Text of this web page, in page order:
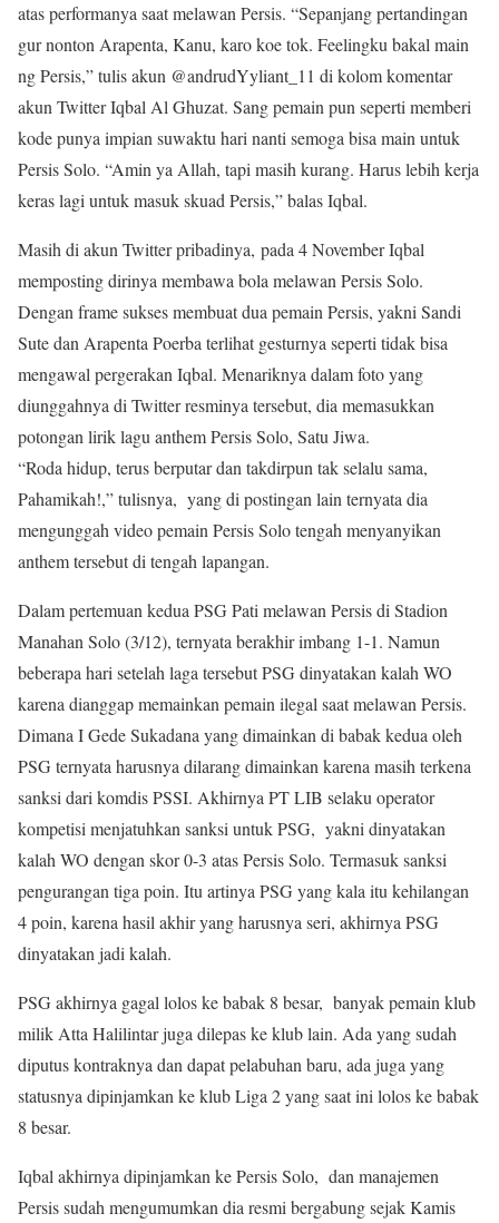
atas performanya saat melawan Persis. “Sepanjang pertandingan
gur nonton Arapenta, Kanu, karo koe tok. Feelingku bakal main
ng Persis,” tulis akun @andrudYyliant_11 di kolom komentar
akun Twitter Iqbal Al Ghuzat. Sang pemain pun seperti memberi
kode punya impian suwaktu hari nanti semoga bisa main untuk
Persis Solo. “Amin ya Allah, tapi masih kurang. Harus lebih kerja
keras lagi untuk masuk skuad Persis,” balas Iqbal.
Masih di akun Twitter pribadinya, pada 4 November Iqbal
memposting dirinya membawa bola melawan Persis Solo.
Dengan frame sukses membuat dua pemain Persis, yakni Sandi
Sute dan Arapenta Poerba terlihat gesturnya seperti tidak bisa
mengawal pergerakan Iqbal. Menariknya dalam foto yang
diunggahnya di Twitter resminya tersebut, dia memasukkan
potongan lirik lagu anthem Persis Solo, Satu Jiwa.
“Roda hidup, terus berputar dan takdirpun tak selalu sama,
Pahamikah!,” tulisnya, yang di postingan lain ternyata dia
mengunggah video pemain Persis Solo tengah menyanyikan
anthem tersebut di tengah lapangan.
Dalam pertemuan kedua PSG Pati melawan Persis di Stadion
Manahan Solo (3/12), ternyata berakhir imbang 1-1. Namun
beberapa hari setelah laga tersebut PSG dinyatakan kalah WO
karena dianggap memainkan pemain ilegal saat melawan Persis.
Dimana I Gede Sukadana yang dimainkan di babak kedua oleh
PSG ternyata harusnya dilarang dimainkan karena masih terkena
sanksi dari komdis PSSI. Akhirnya PT LIB selaku operator
kompetisi menjatuhkan sanksi untuk PSG, yakni dinyatakan
kalah WO dengan skor 0-3 atas Persis Solo. Termasuk sanksi
pengurangan tiga poin. Itu artinya PSG yang kala itu kehilangan
4 poin, karena hasil akhir yang harusnya seri, akhirnya PSG
dinyatakan jadi kalah.
PSG akhirnya gagal lolos ke babak 8 besar, banyak pemain klub
milik Atta Halilintar juga dilepas ke klub lain. Ada yang sudah
diputus kontraknya dan dapat pelabuhan baru, ada juga yang
statusnya dipinjamkan ke klub Liga 2 yang saat ini lolos ke babak
8 besar.
Iqbal akhirnya dipinjamkan ke Persis Solo, dan manajemen
Persis sudah mengumumkan dia resmi bergabung sejak Kamis